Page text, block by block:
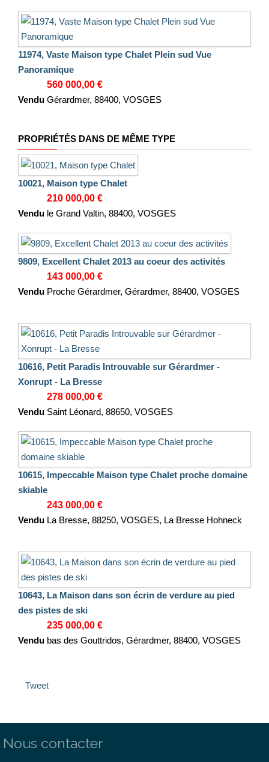
11974, Vaste Maison type Chalet Plein sud Vue
Panoramique
Vendu
560 000,00 €
Gérardmer, 88400, VOSGES
PROPRIÉTÉS DANS DE MÊME TYPE
10021, Maison type Chalet
Vendu
210 000,00 €
le Grand Valtin, 88400, VOSGES
9809, Excellent Chalet 2013 au coeur des activités
Vendu
143 000,00 €
Proche Gérardmer, Gérardmer, 88400, VOSGES
10616, Petit Paradis Introuvable sur Gérardmer -
Xonrupt - La Bresse
Vendu
278 000,00 €
Saint Léonard, 88650, VOSGES
10615, Impeccable Maison type Chalet proche domaine
skiable
Vendu
243 000,00 €
La Bresse, 88250, VOSGES, La Bresse Hohneck
10643, La Maison dans son écrin de verdure au pied
des pistes de ski
Vendu
235 000,00 €
bas des Gouttridos, Gérardmer, 88400, VOSGES
Tweet
Nous contacter